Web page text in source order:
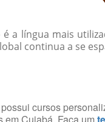
a língua mais
continua a se
cursos